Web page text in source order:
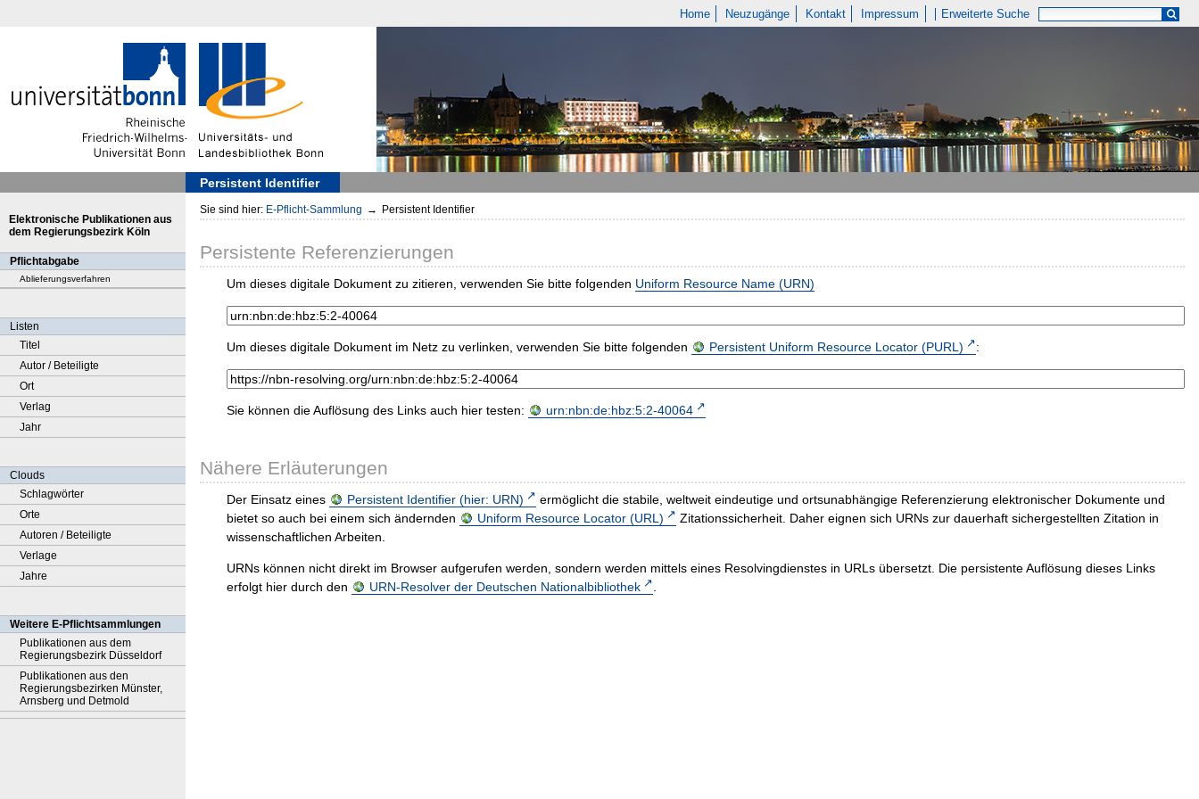
Home Neuzugänge Kontakt Impressum Erweiterte Suche
Persistent Identifier
Elektronische Publikationen aus
dem Regierungsbezirk Köln
Pflichtabgabe
Ablieferungsverfahren
Listen
Titel
Autor / Beteiligte
Ort
Verlag
Jahr
Clouds
Schlagwörter
Orte
Autoren / Beteiligte
Verlage
Jahre
Weitere E-Pflichtsammlungen
Publikationen aus dem
Regierungsbezirk Düsseldorf
Publikationen aus den
Regierungsbezirken Münster,
Arnsberg und Detmold
Sie sind hier: E-Pflicht-Sammlung → Persistent Identifier
Persistente Referenzierungen
Um dieses digitale Dokument zu zitieren, verwenden Sie bitte folgenden Uniform Resource Name (URN)
Um dieses digitale Dokument im Netz zu verlinken, verwenden Sie bitte folgenden Persistent Uniform Resource Locator (PURL) :
Sie können die Auflösung des Links auch hier testen: urn:nbn:de:hbz:5:2-40064
Nähere Erläuterungen
Der Einsatz eines Persistent Identifier (hier: URN)
ermöglicht die stabile, weltweit eindeutige und ortsunabhängige Referenzierung elektronischer Dokumente und
bietet so auch bei einem sich ändernden
Uniform Resource Locator (URL)
Zitationssicherheit. Daher eignen sich URNs zur dauerhaft sichergestellten Zitation in
wissenschaftlichen Arbeiten.
URNs können nicht direkt im Browser aufgerufen werden, sondern werden mittels eines Resolvingdienstes in URLs übersetzt. Die persistente Auflösung dieses Links
erfolgt hier durch den
URN-Resolver der Deutschen Nationalbibliothek .